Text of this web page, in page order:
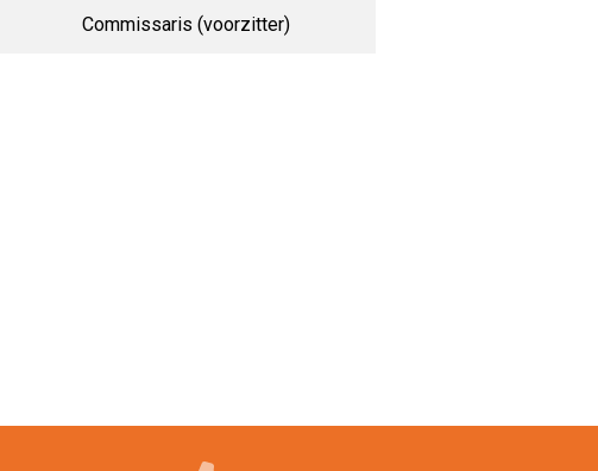
Commissaris (voorzitter)